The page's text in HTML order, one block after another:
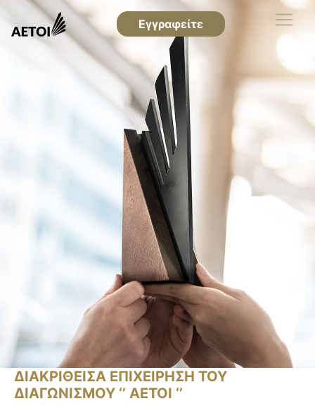
Εγγραφείτε
ΔΙΑΚΡΙΘΕΙΣΑ ΕΠΙΧΕΙΡΗΣΗ ΤΟΥ
ΔΙΑΓΩΝΙΣΜΟΥ ‘’ ΑΕΤΟΙ ‘’